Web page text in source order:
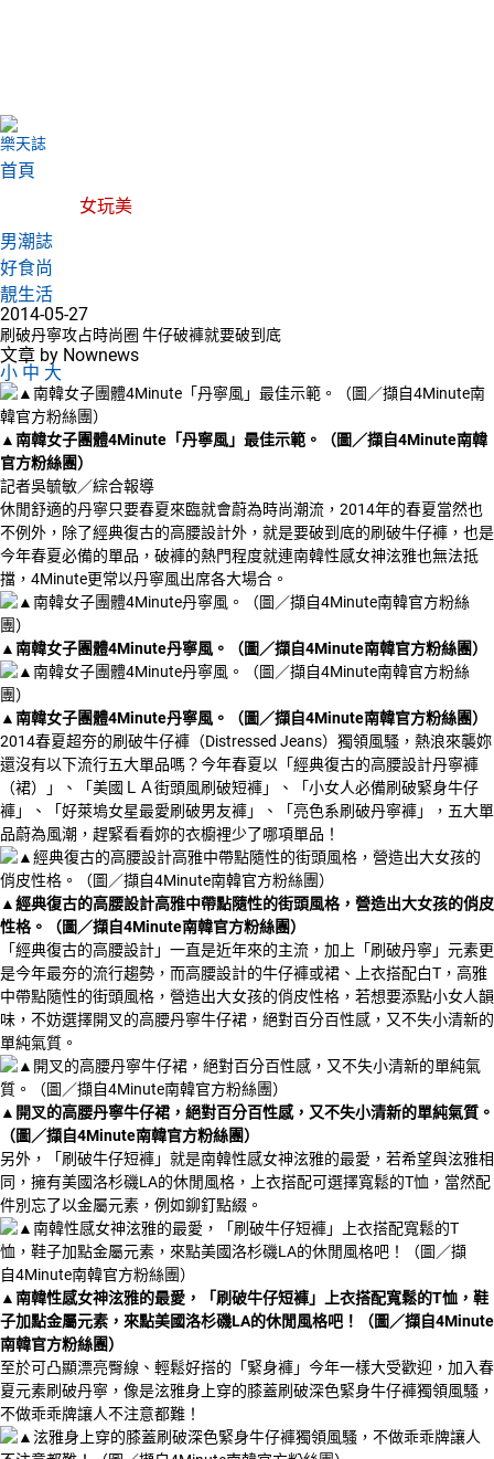
樂天誌
首頁
女玩美
男潮誌
好食尚
靚生活
2014-05-27
刷破丹寧攻占時尚圈 牛仔破褲就要破到底
文章 by Nownews
小 中 大
▲南韓女子團體4Minute「丹寧風」最佳示範。（圖／擷自4Minute南韓
官方粉絲團）
記者吳毓敏／綜合報導
休閒舒適的丹寧只要春夏來臨就會蔚為時尚潮流，2014年的春夏當然也
不例外，除了經典復古的高腰設計外，就是要破到底的刷破牛仔褲，也是
今年春夏必備的單品，破褲的熱門程度就連南韓性感女神泫雅也無法抵
擋，4Minute更常以丹寧風出席各大場合。
▲南韓女子團體4Minute丹寧風。（圖／擷自4Minute南韓官方粉絲團）
▲南韓女子團體4Minute丹寧風。（圖／擷自4Minute南韓官方粉絲團）
2014春夏超夯的刷破牛仔褲（Distressed Jeans）獨領風騷，熱浪來襲妳
還沒有以下流行五大單品嗎？今年春夏以「經典復古的高腰設計丹寧褲
（裙）」、「美國ＬＡ街頭風刷破短褲」、「小女人必備刷破緊身牛仔
褲」、「好萊塢女星最愛刷破男友褲」、「亮色系刷破丹寧褲」，五大單
品蔚為風潮，趕緊看看妳的衣櫥裡少了哪項單品！
▲經典復古的高腰設計高雅中帶點隨性的街頭風格，營造出大女孩的俏皮
性格。（圖／擷自4Minute南韓官方粉絲團）
「經典復古的高腰設計」一直是近年來的主流，加上「刷破丹寧」元素更
是今年最夯的流行趨勢，而高腰設計的牛仔褲或裙、上衣搭配白T，高雅
中帶點隨性的街頭風格，營造出大女孩的俏皮性格，若想要添點小女人韻
味，不妨選擇開叉的高腰丹寧牛仔裙，絕對百分百性感，又不失小清新的
單純氣質。
▲ 開叉的高腰丹寧牛仔裙，絕對百分百性感，又不失小清新的單純氣質。
（圖／擷自4Minute南韓官方粉絲團）
另外，「刷破牛仔短褲」就是南韓性感女神泫雅的最愛，若希望與泫雅相
同，擁有美國洛杉磯LA的休閒風格，上衣搭配可選擇寬鬆的T恤，當然配
件別忘了以金屬元素，例如鉚釘點綴。
▲南韓性感女神泫雅的最愛，「刷破牛仔短褲」上衣搭配寬鬆的T恤，鞋
子加點金屬元素，來點美國洛杉磯LA的休閒風格吧！（圖／擷自4Minute
南韓官方粉絲團）
至於可凸顯漂亮臀線、輕鬆好搭的「緊身褲」今年一樣大受歡迎，加入春
夏元素刷破丹寧，像是泫雅身上穿的膝蓋刷破深色緊身牛仔褲獨領風騷，
不做乖乖牌讓人不注意都難！